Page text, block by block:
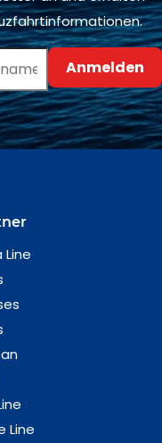
Line